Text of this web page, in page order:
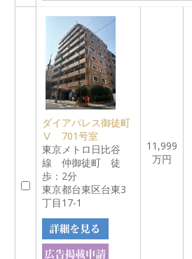
ダイアパレス御徒町
Ⅴ 701号室
東京メトロ日比谷
線 仲御徒町 徒
歩：2分
東京都台東区台東3
丁目17-1
11,999
万円